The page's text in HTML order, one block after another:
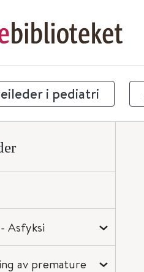
i pediatri
Asfyksi
av premature